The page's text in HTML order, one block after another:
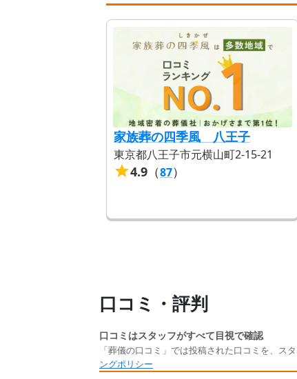
家族葬の四季風 八王子
東京都八王子市元横山町2-15-21
4.9 （87）
口コミ・評判
口コミはスタッフがすべて目視で確認
「葬儀の口コミ」では投稿された口コミを、ス
ングポリシー